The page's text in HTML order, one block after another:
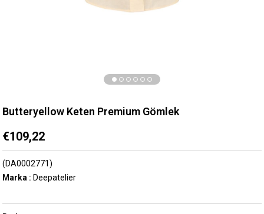
Butteryellow Keten Premium Gömlek
€109,22
(DA0002771)
Marka : Deepatelier